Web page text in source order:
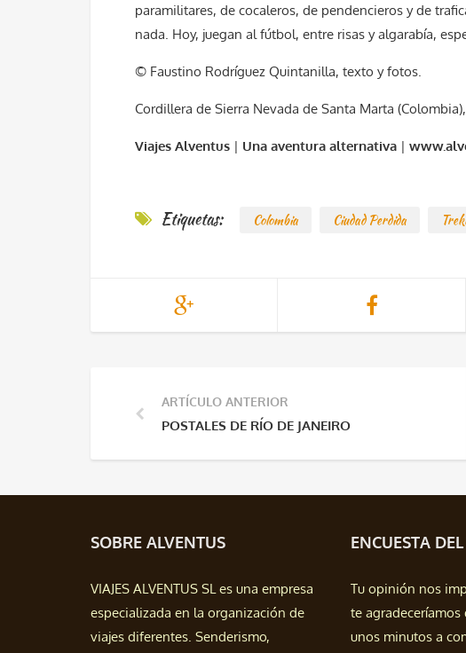
paramilitares, de cocaleros, de pendencieros y de
nada. Hoy, juegan al fútbol, entre risas y algarabía,
© Faustino Rodríguez Quintanilla, texto y fotos.
Cordillera de Sierra Nevada de Santa Marta
Viajes Alventus | Una aventura alternativa |
Etiquetas: Colombia Ciudad Perdida
ARTÍCULO ANTERIOR
POSTALES DE RÍO DE JANEIRO
SOBRE ALVENTUS
VIAJES ALVENTUS SL es una empresa
especializada en la organización de
viajes diferentes. Senderismo,
ENCUESTA
Tu opinión nos
te agradeceríamos
unos minutos a